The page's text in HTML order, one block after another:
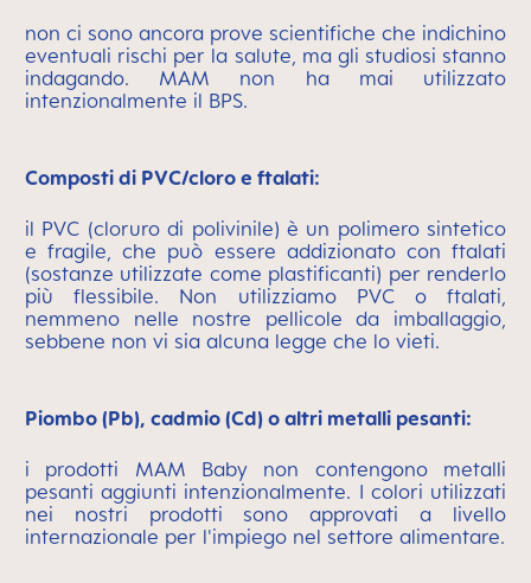
non ci sono ancora prove scientifiche che indichino
eventuali rischi per la salute, ma gli studiosi stanno
indagando. MAM non ha mai utilizzato
intenzionalmente il BPS.
Composti di PVC/cloro e ftalati:
il PVC (cloruro di polivinile) è un polimero sintetico
e fragile, che può essere addizionato con ftalati
(sostanze utilizzate come plastificanti) per renderlo
più flessibile. Non utilizziamo PVC o ftalati,
nemmeno nelle nostre pellicole da imballaggio,
sebbene non vi sia alcuna legge che lo vieti.
Piombo (Pb), cadmio (Cd) o altri metalli pesanti:
i prodotti MAM Baby non contengono metalli
pesanti aggiunti intenzionalmente. I colori utilizzati
nei nostri prodotti sono approvati a livello
internazionale per l'impiego nel settore alimentare.